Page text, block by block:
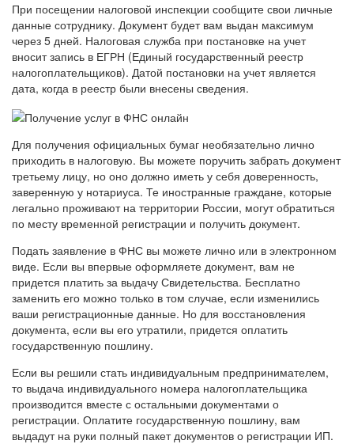
При посещении налоговой инспекции сообщите свои личные
данные сотруднику. Документ будет вам выдан максимум
через 5 дней. Налоговая служба при постановке на учет
вносит запись в ЕГРН (Единый государственный реестр
налогоплательщиков). Датой постановки на учет является
дата, когда в реестр были внесены сведения.
Для получения официальных бумаг необязательно лично
приходить в налоговую. Вы можете поручить забрать документ
третьему лицу, но оно должно иметь у себя доверенность,
заверенную у нотариуса. Те иностранные граждане, которые
легально проживают на территории России, могут обратиться
по месту временной регистрации и получить документ.
Подать заявление в ФНС вы можете лично или в электронном
виде. Если вы впервые оформляете документ, вам не
придется платить за выдачу Свидетельства. Бесплатно
заменить его можно только в том случае, если изменились
ваши регистрационные данные. Но для восстановления
документа, если вы его утратили, придется оплатить
государственную пошлину.
Если вы решили стать индивидуальным предпринимателем,
то выдача индивидуального номера налогоплательщика
производится вместе с остальными документами о
регистрации. Оплатите государственную пошлину, вам
выдадут на руки полный пакет документов о регистрации ИП.